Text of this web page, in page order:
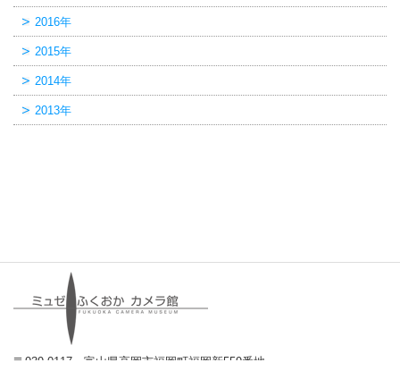
2016年
2015年
2014年
2013年
〒939-0117 富山県高岡市福岡町福岡新559番地